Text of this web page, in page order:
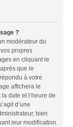
?
modérateur du
propres
en cliquant le
que le
à votre
affichera le
date et l’heure de
d’une
bien
leur modification.